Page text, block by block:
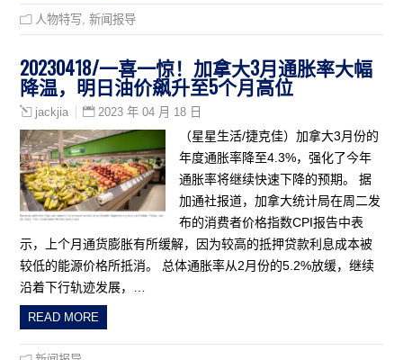
人物特写 ,新闻报导
20230418/一喜一惊！加拿大3月通胀率大幅
降温，明日油价飙升至5个月高位
jackjia 2023 年 04 月 18 日
（星星生活/捷克佳）加拿大3月份的
年度通胀率降至4.3%，强化了今年
通胀率将继续快速下降的预期。 据
加通社报道，加拿大统计局在周二发
布的消费者价格指数CPI报告中表
示，上个月通货膨胀有所缓解，因为较高的抵押贷款利息成本被
较低的能源价格所抵消。 总体通胀率从2月份的5.2%放缓，继续
沿着下行轨迹发展，…
READ MORE